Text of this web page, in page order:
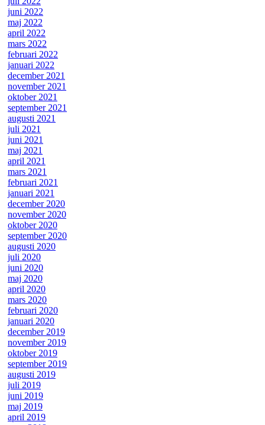
juni 2022
maj 2022
april 2022
mars 2022
februari 2022
januari 2022
december 2021
november 2021
oktober 2021
september 2021
augusti 2021
juli 2021
juni 2021
maj 2021
april 2021
mars 2021
februari 2021
januari 2021
december 2020
november 2020
oktober 2020
september 2020
augusti 2020
juli 2020
juni 2020
maj 2020
april 2020
mars 2020
februari 2020
januari 2020
december 2019
november 2019
oktober 2019
september 2019
augusti 2019
juli 2019
juni 2019
maj 2019
april 2019